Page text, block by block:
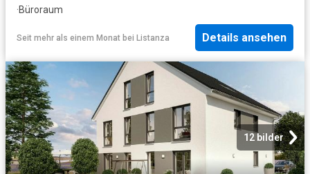
·Büroraum
Seit mehr als einem Monat bei Listanza Details ansehen
12 bilder